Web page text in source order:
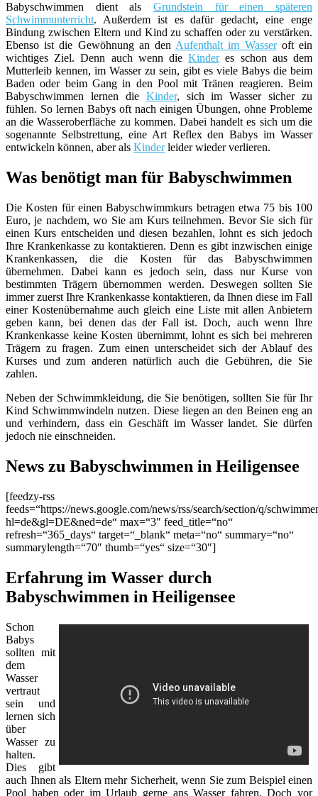
Babyschwimmen dient als Grundstein für einen späteren
Schwimmunterricht. Außerdem ist es dafür gedacht, eine enge
Bindung zwischen Eltern und Kind zu schaffen oder zu verstärken.
Ebenso ist die Gewöhnung an den Aufenthalt im Wasseroft ein
wichtiges Ziel. Denn auch wenn dieKinderes schon aus dem
Mutterleib kennen, im Wasser zu sein, gibt es viele Babys die beim
Baden oder beim Gang in den Pool mit Tränen reagieren. Beim
Babyschwimmen lernen die Kinder, sich im Wasser sicher zu
fühlen. So lernen Babys oft nach einigen Übungen, ohne Probleme
an die Wasseroberfläche zu kommen. Dabei handelt es sich um die
sogenannte Selbstrettung, eine Art Reflex den Babys im Wasser
entwickeln können, aber als Kinderleider wieder verlieren.
Was benötigt man für Babyschwimmen
Die Kosten für einen Babyschwimmkurs betragen etwa 75 bis 100
Euro, je nachdem, wo Sie am Kurs teilnehmen. Bevor Sie sich für
einen Kurs entscheiden und diesen bezahlen, lohnt es sich jedoch
Ihre Krankenkasse zu kontaktieren. Denn es gibt inzwischen einige
Krankenkassen, die die Kosten für das Babyschwimmen
übernehmen. Dabei kann es jedoch sein, dass nur Kurse von
bestimmten Trägern übernommen werden. Deswegen sollten Sie
immer zuerst Ihre Krankenkasse kontaktieren, da Ihnen diese im Fall
einer Kostenübernahme auch gleich eine Liste mit allen Anbietern
geben kann, bei denen das der Fall ist. Doch, auch wenn Ihre
Krankenkasse keine Kosten übernimmt, lohnt es sich bei mehreren
Trägern zu fragen. Zum einen unterscheidet sich der Ablauf des
Kurses und zum anderen natürlich auch die Gebühren, die Sie
zahlen.
Neben der Schwimmkleidung, die Sie benötigen, sollten Sie für Ihr
Kind Schwimmwindeln nutzen. Diese liegen an den Beinen eng an
und verhindern, dass ein Geschäft im Wasser landet. Sie dürfen
jedoch nie einschneiden.
News zu Babyschwimmen in Heiligensee
[feedzy-rss
feeds=“https://news.google.com/news/rss/search/section/q/
hl=de&gl=DE&ned=de“ max=“3″ feed_title=“no“
refresh=“365_days“ target=“_blank“ meta=“no“ summary=“no“
summarylength=“70″ thumb=“yes“ size=“30″]
Erfahrung im Wasser durch
Babyschwimmen in Heiligensee
Schon
Babys
sollten mit
dem
Wasser
vertraut
sein und
lernen sich
über
Wasser zu
halten.
Dies gibt
auch Ihnen als Eltern mehr Sicherheit, wenn Sie zum Beispiel einen
Pool haben oder im Urlaub gerne ans Wasser fahren. Doch vor